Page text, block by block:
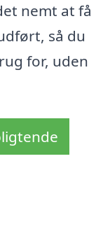
nemt at få
så du
for, uden